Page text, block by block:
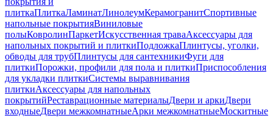
плиткаПлиткаЛаминатЛинолеумКерамогранитСпортивные
напольные покрытияВиниловые
полыКовролинПаркетИскусственная траваАксессуары для
напольных покрытий и плиткиПодложкаПлинтусы, уголки,
обводы для трубПлинтусы для сантехникиФуги для
плиткиПорожки, профили для пола и плиткиПриспособления
для укладки плиткиСистемы выравнивания
плиткиАксессуары для напольных
покрытийРеставрационные материалыДвери и аркиДвери
входныеДвери межкомнатныеАрки межкомнатныеМоскитные